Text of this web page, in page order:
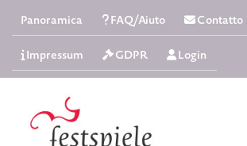
Panoramica FAQ/Aiuto Contatto
Impressum GDPR Login